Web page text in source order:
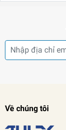
Về chúng tôi